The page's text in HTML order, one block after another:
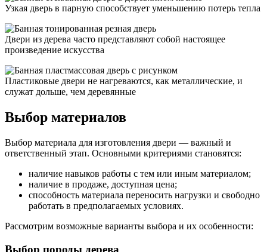
Узкая дверь в парную способствует уменьшению потерь тепла
Двери из дерева часто представляют собой настоящее
произведение искусства
Пластиковые двери не нагреваются, как металлические, и
служат дольше, чем деревянные
Выбор материалов
Выбор материала для изготовления двери — важный и
ответственный этап. Основными критериями становятся:
наличие навыков работы с тем или иным материалом;
наличие в продаже, доступная цена;
способность материала переносить нагрузки и свободно
работать в предполагаемых условиях.
Рассмотрим возможные варианты выбора и их особенности:
Выбор породы дерева